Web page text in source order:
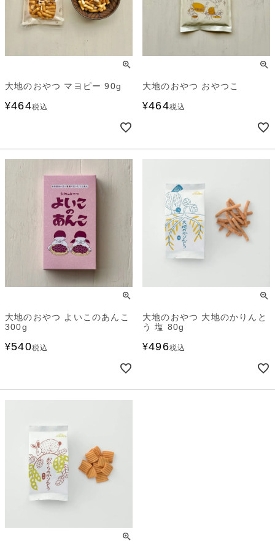
大地のおやつ マヨピー 90g
¥464税込
大地のおやつ おやつこ
¥464税込
大地のおやつ よいこのあんこ
300g
¥540税込
大地のおやつ 大地のかりんと
う 塩 80g
¥496税込